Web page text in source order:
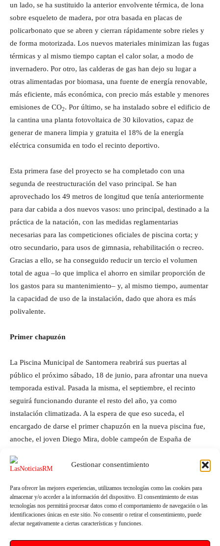
Gestionar consentimiento
Para ofrecer las mejores experiencias, utilizamos tecnologías como las cookies para
almacenar y/o acceder a la información del dispositivo. El consentimiento de estas
tecnologías nos permitirá procesar datos como el comportamiento de navegación o las
identificaciones únicas en este sitio. No consentir o retirar el consentimiento, puede
afectar negativamente a ciertas características y funciones.
un lado, se ha sustituido la anterior envolvente térmica, de lona
sobre esqueleto de madera, por otra basada en placas de
policarbonato que se abren y cierran rápidamente sobre rieles y
de forma motorizada. Los nuevos materiales minimizan las fugas
térmicas y al mismo tiempo captan el calor solar, a modo de
invernadero. Por otro, las calderas de gas han dejo su lugar a
otras alimentadas por biomasa, una fuente de energía renovable,
más eficiente, más económica, con precio más estable y menores
emisiones de CO2. Por último, se ha instalado sobre el edificio de
la cantina una planta fotovoltaica de 30 kilovatios, capaz de
generar de manera limpia y gratuita el 18% de la energía
eléctrica consumida en todo el recinto deportivo.
Esta primera fase del proyecto se ha completado con una
segunda de reestructuración del vaso principal. Se han
aprovechado los 49 metros de longitud que tenía anteriormente
para dar cabida a dos nuevos vasos: uno principal, destinado a la
práctica de la natación, con las medidas reglamentarias
necesarias para las competiciones oficiales de piscina corta; y
otro secundario, para usos de gimnasia, rehabilitación o recreo.
Gracias a ello, se ha conseguido reducir un tercio el volumen
total de agua –lo que implica el ahorro en similar proporción de
los gastos para su mantenimiento– y, al mismo tiempo, aumentar
la capacidad de uso de la instalación, dado que ahora es más
polivalente.
Primer chapuzón
La Piscina Municipal de Santomera reabrirá sus puertas al
público el próximo sábado, 18 de junio, para afrontar una nueva
temporada estival. Pasada la misma, el septiembre, el recinto
seguirá funcionando durante el resto del año, ya como
instalación climatizada. A la espera de que eso suceda, el
encargado de darse el primer chapuzón en la nueva piscina fue,
anoche, el joven Diego Mira, doble campeón de España de